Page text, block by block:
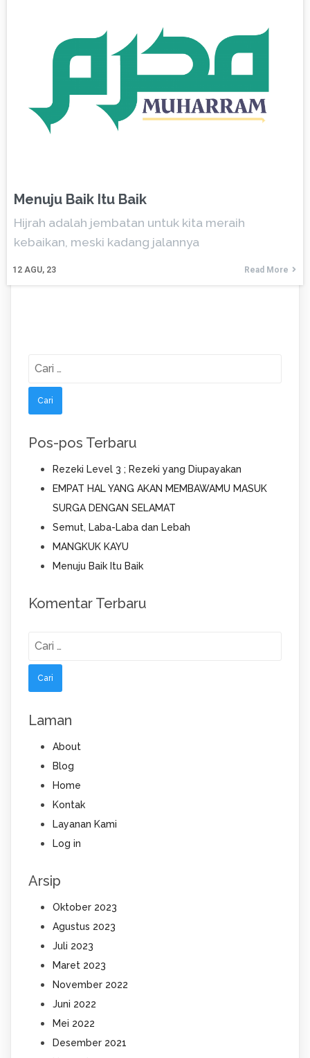
Menuju Baik Itu Baik
12 AGU, 23
Hijrah adalah jembatan untuk kita meraih
kebaikan, meski kadang jalannya
Read More
Cari
Pos-pos Terbaru
Rezeki Level 3 ; Rezeki yang Diupayakan
EMPAT HAL YANG AKAN MEMBAWAMU MASUK
SURGA DENGAN SELAMAT
Semut, Laba-Laba dan Lebah
MANGKUK KAYU
Menuju Baik Itu Baik
Komentar Terbaru
Cari
Laman
About
Blog
Home
Kontak
Layanan Kami
Log in
Arsip
Oktober 2023
Agustus 2023
Juli 2023
Maret 2023
November 2022
Juni 2022
Mei 2022
Desember 2021